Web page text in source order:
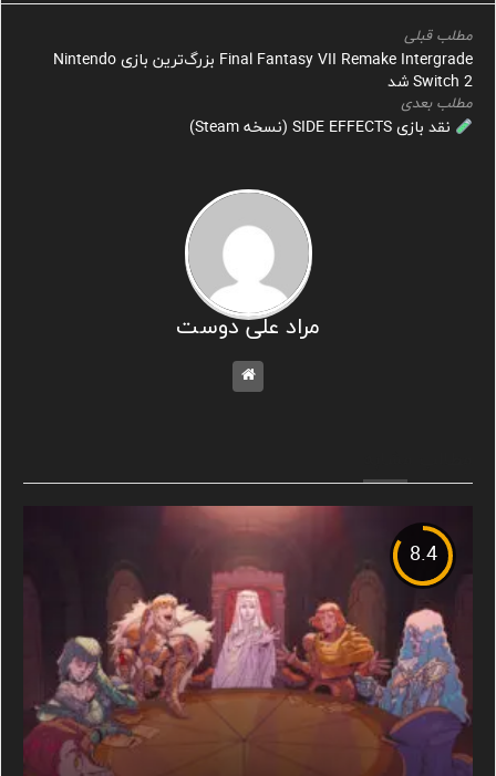
مطلب قبلی
Final Fantasy VII Remake Intergrade بزرگ‌ترین بازی Nintendo
Switch 2 شد
مطلب بعدی
نقد بازی SIDE EFFECTS (نسخه Steam)
مراد علی دوست
8.4